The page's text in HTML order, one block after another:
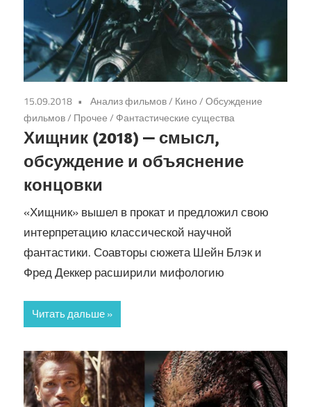
15.09.2018 Анализ фильмов/ Кино/Обсуждение
фильмов/ Прочее/ Фантастические существа
Хищник (2018) — смысл,
обсуждение и объяснение
концовки
«Хищник» вышел в прокат и предложил свою
интерпретацию классической научной
фантастики. Соавторы сюжета Шейн Блэк и
Фред Деккер расширили мифологию
Читать дальше